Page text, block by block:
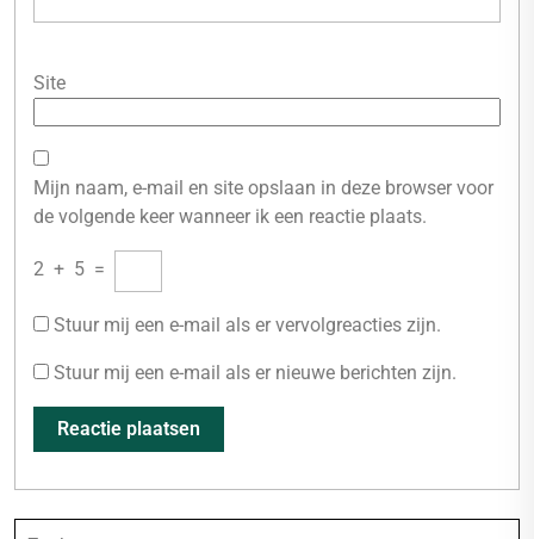
Site
Mijn naam, e-mail en site opslaan in deze browser voor
de volgende keer wanneer ik een reactie plaats.
2 + 5 =
Stuur mij een e-mail als er vervolgreacties zijn.
Stuur mij een e-mail als er nieuwe berichten zijn.